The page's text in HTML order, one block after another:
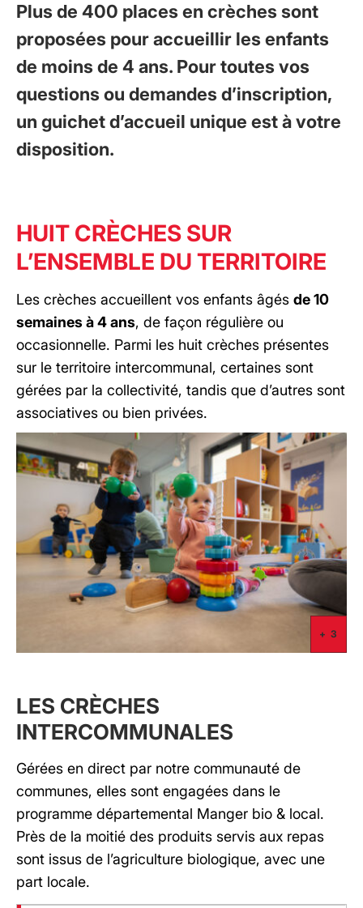
Plus de 400 places en crèches sont
proposées pour accueillir les enfants
de moins de 4 ans. Pour toutes vos
questions ou demandes d’inscription,
un guichet d’accueil unique est à votre
disposition.
HUIT CRÈCHES SUR
L’ENSEMBLE DU TERRITOIRE
Les crèches accueillent vos enfants âgés de 10
semaines à 4 ans, de façon régulière ou
occasionnelle. Parmi les huit crèches présentes
sur le territoire intercommunal, certaines sont
gérées par la collectivité, tandis que d’autres sont
associatives ou bien privées.
+ 3
+ 3
+ 3
LES CRÈCHES
INTERCOMMUNALES
Gérées en direct par notre communauté de
communes, elles sont engagées dans le
programme départemental Manger bio & local.
Près de la moitié des produits servis aux repas
sont issus de l’agriculture biologique, avec une
part locale.